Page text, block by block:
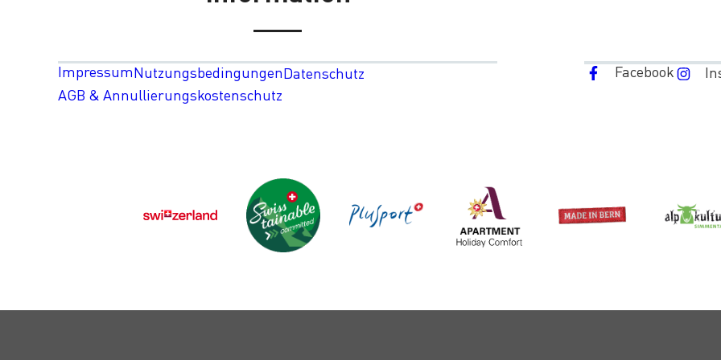
ImpressumNutzungsbedingungenDatenschutz
AGB & Annullierungskostenschutz
Facebook